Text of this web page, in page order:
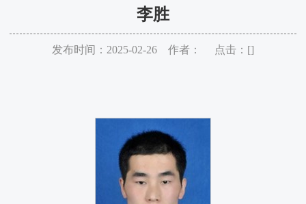
李胜
发布时间：2025-02-26 作者： 点击：[]